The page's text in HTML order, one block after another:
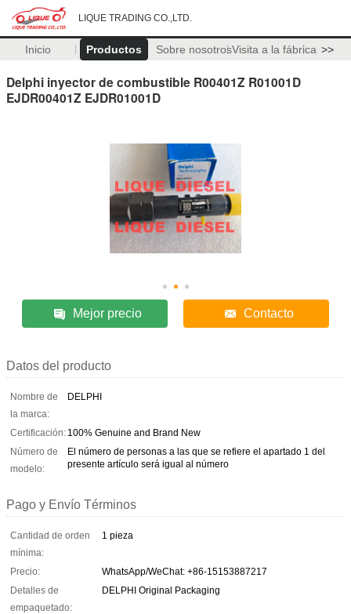
LIQUE TRADING CO.,LTD.
Inicio Productos Sobre nosotrosVisita a la fábrica >>
Delphi inyector de combustible R00401Z R01001D
EJDR00401Z EJDR01001D
Mejor precio Contacto
Datos del producto
Nombre de
la marca:
DELPHI
Certificación: 100% Genuine and Brand New
Número de
modelo:
El número de personas a las que se refiere el apartado 1 del
presente artículo será igual al número
Pago y Envío Términos
Cantidad de orden
mínima:
1 pieza
Precio:
WhatsApp/WeChat: +86-15153887217
Detalles de
empaquetado:
DELPHI Original Packaging